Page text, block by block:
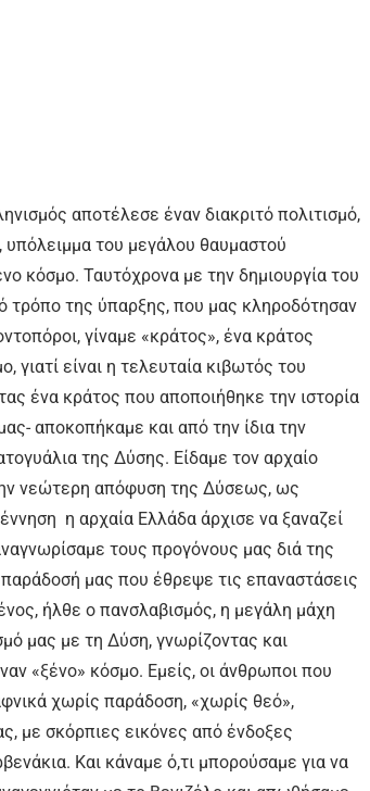
αποτέλεσε έναν διακριτό πολιτισμό,
υπόλειμμα του μεγάλου θαυμαστού
κόσμο. Ταυτόχρονα με την δημιουργία του
τρόπο της ύπαρξης, που μας κληροδότησαν
γίναμε «κράτος», ένα κράτος
γιατί είναι η τελευταία κιβωτός του
ένα κράτος που αποποιήθηκε την ιστορία
αποκοπήκαμε και από την ίδια την
της Δύσης. Είδαμε τον αρχαίο
νεώτερη απόφυση της Δύσεως, ως
η αρχαία Ελλάδα άρχισε να ξαναζεί
τους προγόνους μας διά της
μας που έθρεψε τις επαναστάσεις
ήλθε ο πανσλαβισμός, η μεγάλη μάχη
μας με τη Δύση, γνωρίζοντας και
«ξένο» κόσμο. Εμείς, οι άνθρωποι που
χωρίς παράδοση, «χωρίς θεό»,
με σκόρπιες εικόνες από ένδοξες
Και κάναμε ό,τι μπορούσαμε για να